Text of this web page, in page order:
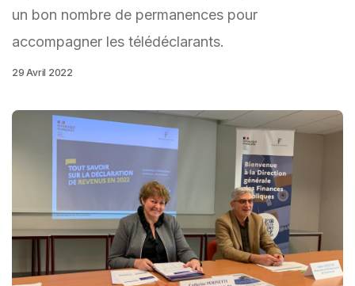
un bon nombre de permanences pour
accompagner les télédéclarants.
29 Avril 2022